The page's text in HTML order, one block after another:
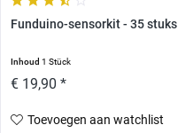
Funduino-sensorkit - 35 stuks
Inhoud1 Stück
€ 19,90 *
Toevoegen aan watchlist